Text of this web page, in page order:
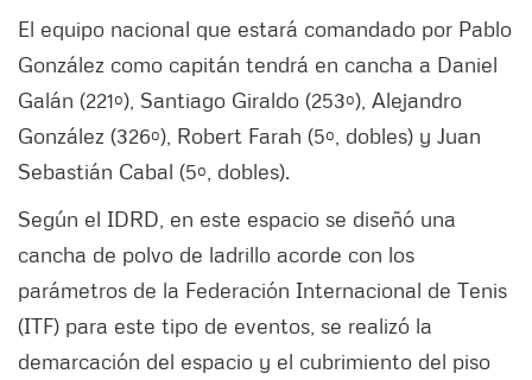
El equipo nacional que estará comandado por Pablo
González como capitán tendrá en cancha a Daniel
Galán (221º), Santiago Giraldo (253º), Alejandro
González (326º), Robert Farah (5º, dobles) y Juan
Sebastián Cabal (5º, dobles).
Según el IDRD, en este espacio se diseñó una
cancha de polvo de ladrillo acorde con los
parámetros de la Federación Internacional de Tenis
(ITF) para este tipo de eventos, se realizó la
demarcación del espacio y el cubrimiento del piso